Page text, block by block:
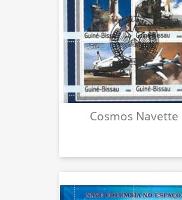
Cosmos Navette